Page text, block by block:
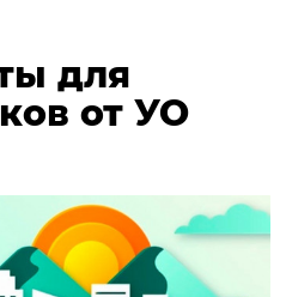
для
от УО